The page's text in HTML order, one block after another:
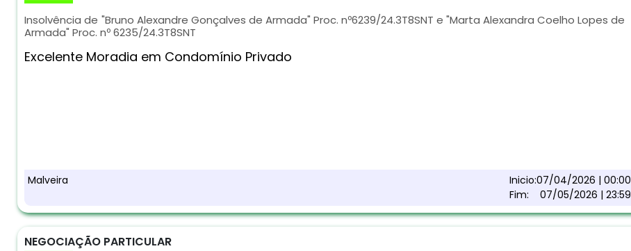
Insolvência de "Bruno Alexandre Gonçalves de Armada" Proc. nº6239/24.3T8SNT e "Marta Alexandra Coelho Lopes de
Armada" Proc. nº 6235/24.3T8SNT
Excelente Moradia em Condomínio Privado
Malveira Inicio:07/04/2026 | 00:00
Fim:
07/05/2026 | 23:59
NEGOCIAÇÃO PARTICULAR